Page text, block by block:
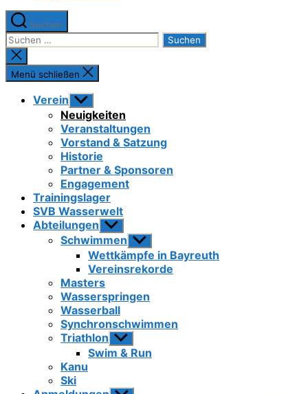
Suchen
Suchen
nach:
Suche
schließen
Menü schließen
Verein Untermenü
anzeigen
Neuigkeiten
Veranstaltungen
Vorstand & Satzung
Historie
Partner & Sponsoren
Engagement
Trainingslager
SVB Wasserwelt
Abteilungen Untermenü
anzeigen
Schwimmen Untermenü
anzeigen
Wettkämpfe in Bayreuth
Vereinsrekorde
Masters
Wasserspringen
Wasserball
Synchronschwimmen
Triathlon Untermenü
anzeigen
Swim & Run
Kanu
Ski